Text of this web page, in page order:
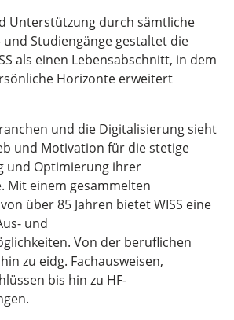
Unterstützung durch sämtliche
und Studiengänge gestaltet die
als einen Lebensabschnitt, in dem
Horizonte erweitert
und die Digitalisierung sieht
und Motivation für die stetige
und Optimierung ihrer
Mit einem gesammelten
über 85 Jahren bietet WISS eine
und
Von der beruflichen
zu eidg. Fachausweisen,
bis hin zu HF-